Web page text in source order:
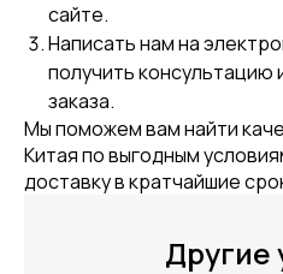
сайте.
Написать нам на
получить консультацию
заказа.
Мы поможем вам найти
Китая по выгодным
доставку в кратчайшие
Другие